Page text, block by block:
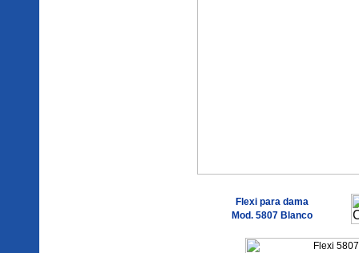
Flexi para dama
Mod. 5807 Blanco